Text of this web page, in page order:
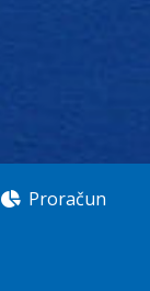
Proračun